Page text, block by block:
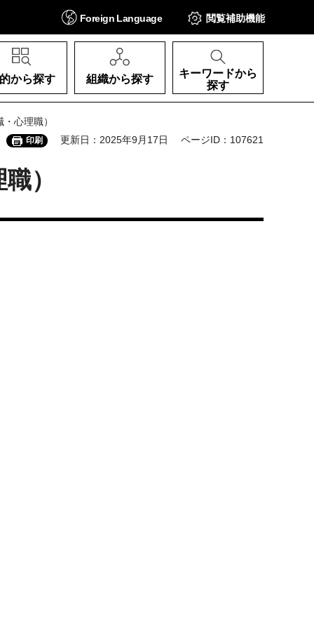
Foreign Language 閲覧補助機能
から探す 組織から探す
キーワードから
探す
心理職）
印刷 更新日：2025年9月17日 ページID：107621
）